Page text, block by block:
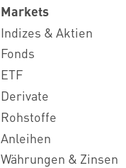
Markets
Indizes & Aktien
Fonds
ETF
Derivate
Rohstoffe
Anleihen
Währungen & Zinsen